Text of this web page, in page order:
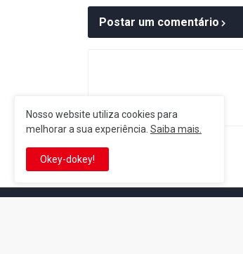
Postar um comentário
Nosso website utiliza cookies para
melhorar a sua experiência. Saiba mais.
Okey-dokey!